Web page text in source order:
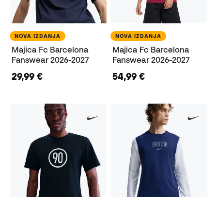
NOVA IZDANJA
Majica Fc Barcelona
Fanswear 2026-2027
29,99 €
NOVA IZDANJA
Majica Fc Barcelona
Fanswear 2026-2027
54,99 €